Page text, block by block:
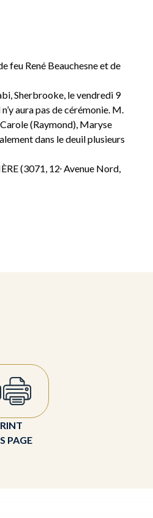
feu René Beauchesne et de
Sherbrooke, le vendredi 9
aura pas de cérémonie. M.
(Raymond), Maryse
dans le deuil plusieurs
(3071, 12eAvenue Nord,
PAGE